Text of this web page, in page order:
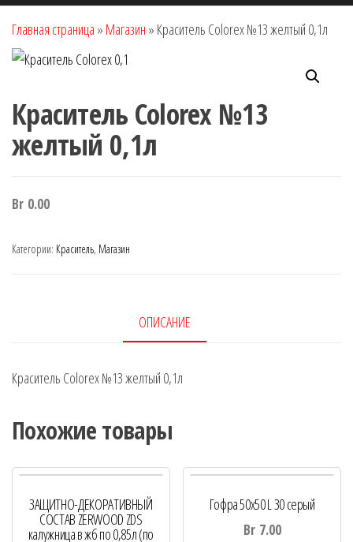
Главная страница » Магазин » Краситель Colorex №13 желтый 0,1л
Краситель Colorex №13
желтый 0,1л
Br 0.00
Категории: Краситель, Магазин
ОПИСАНИЕ
Краситель Colorex №13 желтый 0,1л
Похожие товары
ЗАЩИТНО-ДЕКОРАТИВНЫЙ
СОСТАВ ZERWOOD ZDS
калужница в жб по 0,85л (по
Гофра 50х50 L 30 серый
Br 7.00